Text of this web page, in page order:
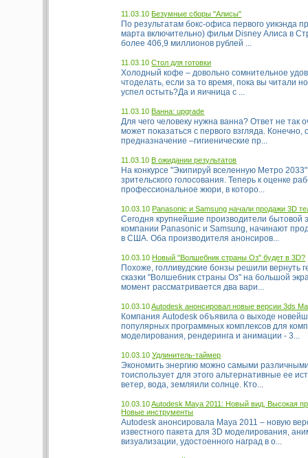
11.03.10Безумные сборы "Алисы"
По результатам бокс-офиса первого уикэнда
марта включительно) фильм Disney Алиса в
более 406,9 миллионов рублей ...
11.03.10Стол для готовки
Холодный кофе – довольно сомнительное
чтоделать, если за то время, пока вы читали
успел остыть?Да и яичница с ...
11.03.10Ванна: upgrade
Для чего человеку нужна ванна? Ответ не так
может показаться с первого взгляда. Конечно,
предназначение –гигиенические пр...
11.03.10В ожидании результатов
На конкурсе "Экипируй вселенную Метро
зрительского голосования. Теперь к оценке
профессиональное жюри, в которо...
10.03.10Panasonic и Samsung начали продажи 3D
Сегодня крупнейшие производители бытовой
компании Panasonic и Samsung, начинают
в США. Оба производителя анонсиров...
10.03.10Новый "Волшебник страны Оз" будет в 3D?
Похоже, голливудские бонзы решили вернуть
сказки "Волшебник страны Оз" на большой
момент рассматривается два вари...
10.03.10Autodesk анонсировал новые версии 3ds
Компания Autodesk объявила о выходе
популярных программных комплексов для
моделирования, рендеринга и анимации - 3...
10.03.10Удлинитель-таймер
Экономить энергию можно самыми
тоиспользует для этого альтернативные ее
ветер, вода, земляили солнце. Кто...
10.03.10Autodesk Maya 2011: Новый вид, Высокая
Новые инструменты
Autodesk анонсировала Maya 2011 – новую
известного пакета для 3D моделирования,
визуализации, удостоенного наград в о...